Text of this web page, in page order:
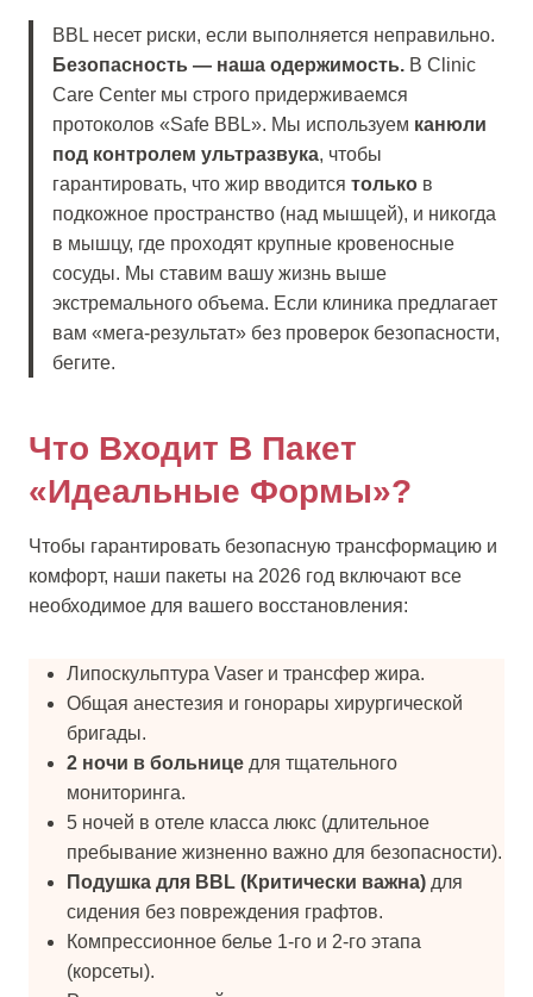
BBL несет риски, если выполняется неправильно.
Безопасность — наша одержимость. В Clinic
Care Center мы строго придерживаемся
протоколов «Safe BBL». Мы используем канюли
под контролем ультразвука, чтобы
гарантировать, что жир вводится только в
подкожное пространство (над мышцей), и никогда
в мышцу, где проходят крупные кровеносные
сосуды. Мы ставим вашу жизнь выше
экстремального объема. Если клиника предлагает
вам «мега-результат» без проверок безопасности,
бегите.
Что Входит В Пакет
«Идеальные Формы»?
Чтобы гарантировать безопасную трансформацию и
комфорт, наши пакеты на 2026 год включают все
необходимое для вашего восстановления:
Липоскульптура Vaser и трансфер жира.
Общая анестезия и гонорары хирургической
бригады.
2 ночи в больнице для тщательного
мониторинга.
5 ночей в отеле класса люкс (длительное
пребывание жизненно важно для безопасности).
Подушка для BBL (Критически важна) для
сидения без повреждения графтов.
Компрессионное белье 1-го и 2-го этапа
(корсеты).